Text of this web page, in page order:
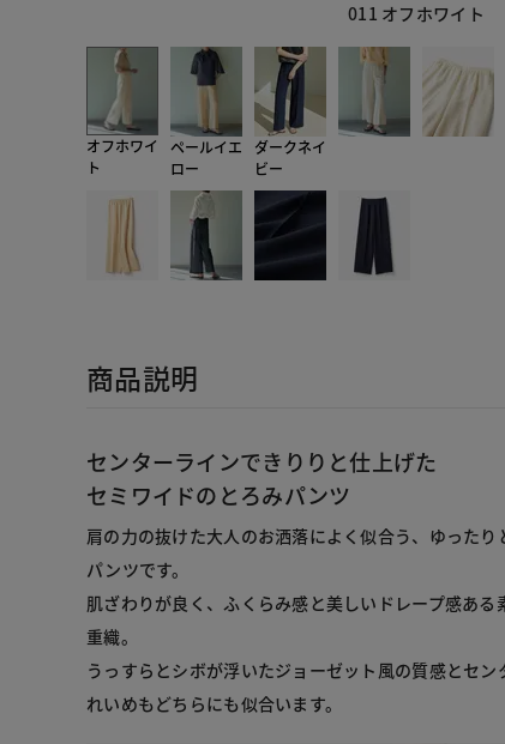
011 オフホワイト
オフホワイ
ト
ペールイエ
ロー
ダークネイ
ビー
商品説明
センターラインできりりと仕上げた
セミワイドのとろみパンツ
肩の力の抜けた大人のお洒落によく似合う、ゆった
パンツです。
肌ざわりが良く、ふくらみ感と美しいドレープ感ある
重織。
うっすらとシボが浮いたジョーゼット風の質感とセン
れいめもどちらにも似合います。